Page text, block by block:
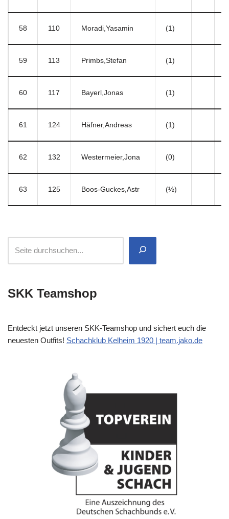
58 110 Moradi,Yasamin (1)
59 113 Primbs,Stefan (1)
60 117 Bayerl,Jonas (1)
61 124 Häfner,Andreas (1)
62 132 Westermeier,Jona (0)
63 125 Boos-Guckes,Astr (½)
SKK Teamshop
Entdeckt jetzt unseren SKK-Teamshop und sichert euch die
neuesten Outfits! Schachklub Kelheim 1920 | team.jako.de